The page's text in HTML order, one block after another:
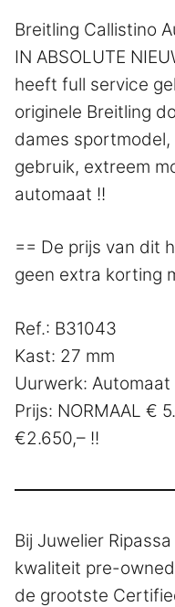
Breitling Callistino
IN ABSOLUTE
heeft full service
originele Breitling
dames
gebruik, extreem
automaat !!
== De prijs van dit
geen extra korting
Ref.: B31043
Kast: 27 mm
Uurwerk: Automaat
Prijs: NORMAAL €
€2.650,– !!
Bij Juwelier
kwaliteit pre-
de grootste